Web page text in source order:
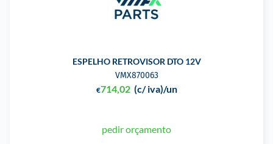
ESPELHO RETROVISOR DTO 12V
VMX870063
€714,02 (c/ iva)/un
pedir orçamento